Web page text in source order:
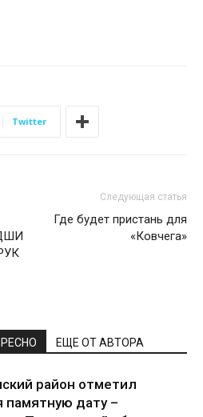
Twitter
Следующая статья
Где будет пристань для
«Ковчега»
ЕЩЕ ОТ АВТОРА
район отметил
памятную дату –